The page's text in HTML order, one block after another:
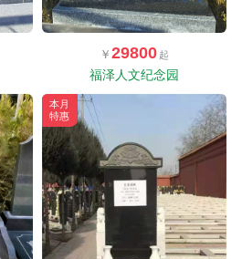
29800
福泽人文纪念园
本月
特惠